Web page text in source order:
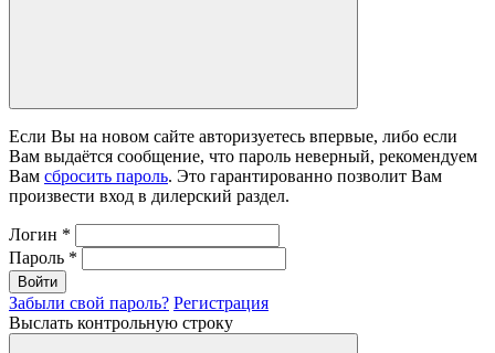
Если Вы на новом сайте авторизуетесь впервые, либо если
Вам выдаётся сообщение, что пароль неверный, рекомендуем
Вам сбросить пароль. Это гарантированно позволит Вам
произвести вход в дилерский раздел.
Логин *
Пароль *
Войти
Забыли свой пароль? Регистрация
Выслать контрольную строку